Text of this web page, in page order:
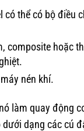
có thể có bộ điều
hoặc
nén khí.
làm quay động
dạng các cú